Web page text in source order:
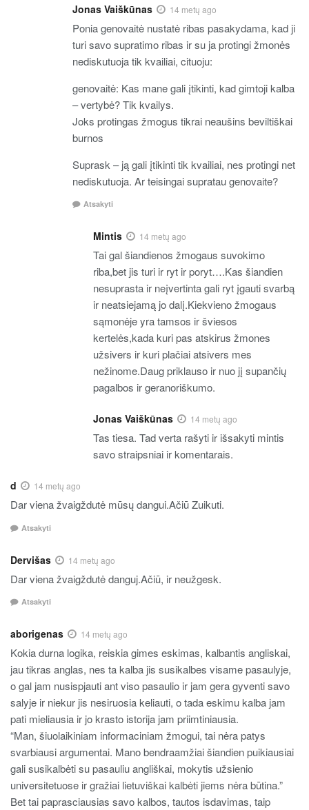
Jonas Vaiškūnas 14 metų ago
Ponia genovaitė nustatė ribas pasakydama, kad ji
turi savo supratimo ribas ir su ja protingi žmonės
nediskutuoja tik kvailiai, cituoju:
genovaitė: Kas mane gali įtikinti, kad gimtoji kalba
– vertybė? Tik kvailys.
Joks protingas žmogus tikrai neaušins beviltiškai
burnos
Suprask – ją gali įtikinti tik kvailiai, nes protingi net
nediskutuoja. Ar teisingai supratau genovaite?
Atsakyti
Mintis 14 metų ago
Tai gal šiandienos žmogaus suvokimo
riba,bet jis turi ir ryt ir poryt….Kas šiandien
nesuprasta ir neįvertinta gali ryt įgauti svarbą
ir neatsiejamą jo dalį.Kiekvieno žmogaus
sąmonėje yra tamsos ir šviesos
kertelės,kada kuri pas atskirus žmones
užsivers ir kuri plačiai atsivers mes
nežinome.Daug priklauso ir nuo jį supančių
pagalbos ir geranoriškumo.
Jonas Vaiškūnas 14 metų ago
Tas tiesa. Tad verta rašyti ir išsakyti mintis
savo straipsniai ir komentarais.
d 14 metų ago
Dar viena žvaigždutė mūsų dangui.Ačiū Zuikuti.
Atsakyti
Dervišas 14 metų ago
Dar viena žvaigždutė danguj.Ačiū, ir neužgesk.
Atsakyti
aborigenas 14 metų ago
Kokia durna logika, reiskia gimes eskimas, kalbantis angliskai,
jau tikras anglas, nes ta kalba jis susikalbes visame pasaulyje,
o gal jam nusispjauti ant viso pasaulio ir jam gera gyventi savo
salyje ir niekur jis nesiruosia keliauti, o tada eskimu kalba jam
pati mieliausia ir jo krasto istorija jam priimtiniausia.
“Man, šiuolaikiniam informaciniam žmogui, tai nėra patys
svarbiausi argumentai. Mano bendraamžiai šiandien puikiausiai
gali susikalbėti su pasauliu angliškai, mokytis užsienio
universitetuose ir gražiai lietuviškai kalbėti jiems nėra būtina.”
Bet tai paprasciausias savo kalbos, tautos isdavimas, taip